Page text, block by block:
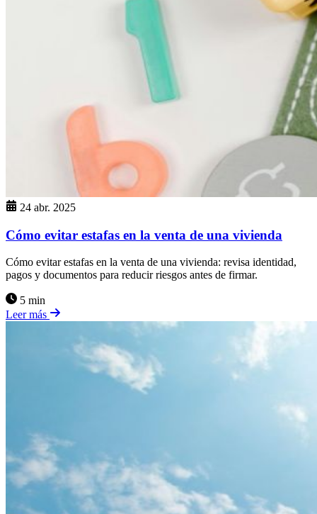
24 abr. 2025
Cómo evitar estafas en la venta de una vivienda
Cómo evitar estafas en la venta de una vivienda: revisa identidad,
pagos y documentos para reducir riesgos antes de firmar.
5 min
Leer más